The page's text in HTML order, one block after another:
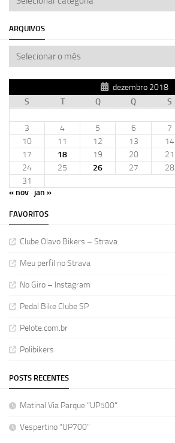
ARQUIVOS
dezembro 2018
S
T Q Q S
3
4 5 6 7
10
11 12 13 14
17
18 19 20 21
24
25 26 27 28
31
« nov jan »
FAVORITOS
Clube Olavo Bikers – Strava
Meu perfil no Strava
No Giro – Instagram
Pedal Bike Clube SP
Pelote.com.br
Polibikers
POSTS RECENTES
Matinal Via Parque “UP500”
Vespertino “UP700”